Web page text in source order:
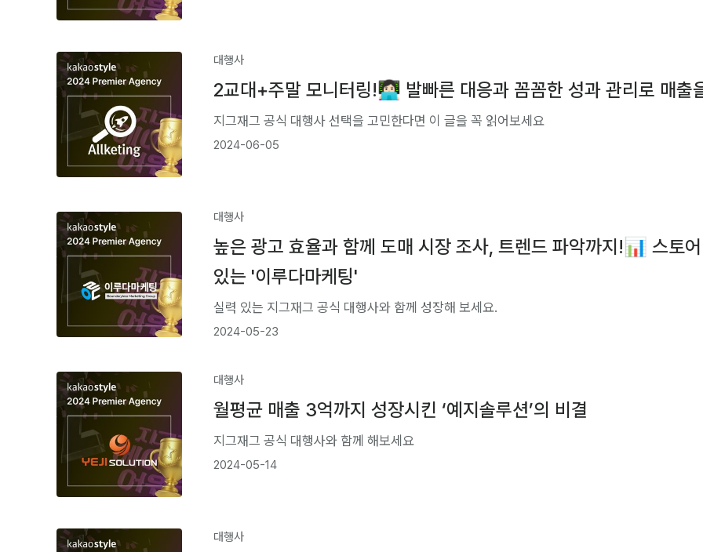
대행사
2교대+주말 모니터링!👩🏻‍💻 발빠른 대응과 꼼꼼한 성과 관리로 매출
지그재그 공식 대행사 선택을 고민한다면 이 글을 꼭 읽어보세요
2024-06-05
대행사
높은 광고 효율과 함께 도매 시장 조사, 트렌드 파악까지!📊 스토
있는 '이루다마케팅'
실력 있는 지그재그 공식 대행사와 함께 성장해 보세요.
2024-05-23
대행사
월평균 매출 3억까지 성장시킨 ‘예지솔루션’의 비결
지그재그 공식 대행사와 함께 해보세요
2024-05-14
대행사